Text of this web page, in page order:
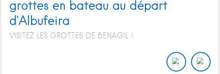
grottes en bateau au départ
d’Albufeira
VISITEZ LES GROTTES DE BENAGIL !